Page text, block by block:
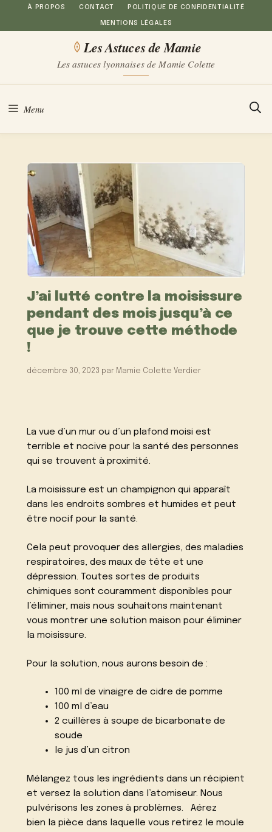
Aller
au
À PROPOS CONTACT POLITIQUE DE CONFIDENTIALITÉ
MENTIONS LÉGALES
Les Astuces de Mamie
Les astuces lyonnaises de Mamie Colette
Menu
J’ai lutté contre la moisissure
pendant des mois jusqu’à ce
que je trouve cette méthode
!
décembre 30, 2023 par Mamie Colette Verdier
La vue d’un mur ou d’un plafond moisi est
terrible et nocive pour la santé des personnes
qui se trouvent à proximité.
La moisissure est un champignon qui apparaît
dans les endroits sombres et humides et peut
être nocif pour la santé.
Cela peut provoquer des allergies, des maladies
respiratoires, des maux de tête et une
dépression. Toutes sortes de produits
chimiques sont couramment disponibles pour
l’éliminer, mais nous souhaitons maintenant
vous montrer une solution maison pour éliminer
la moisissure.
Pour la solution, nous aurons besoin de :
100 ml de vinaigre de cidre de pomme
100 ml d’eau
2 cuillères à soupe de bicarbonate de
soude
le jus d’un citron
Mélangez tous les ingrédients dans un récipient
et versez la solution dans l’atomiseur. Nous
pulvérisons les zones à problèmes.
Aérez
bien la pièce dans laquelle vous retirez le moule